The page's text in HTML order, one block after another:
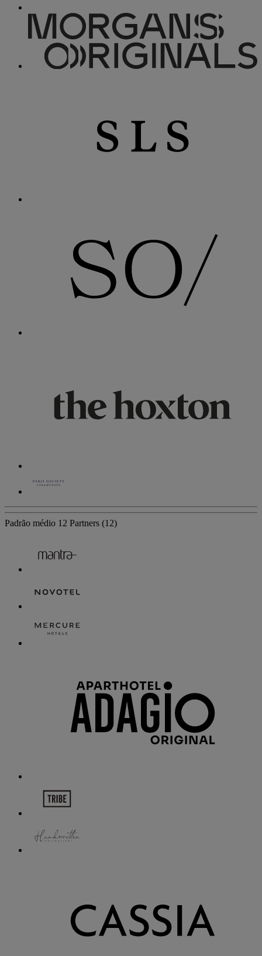
Padrão médio 12 Partners (12)